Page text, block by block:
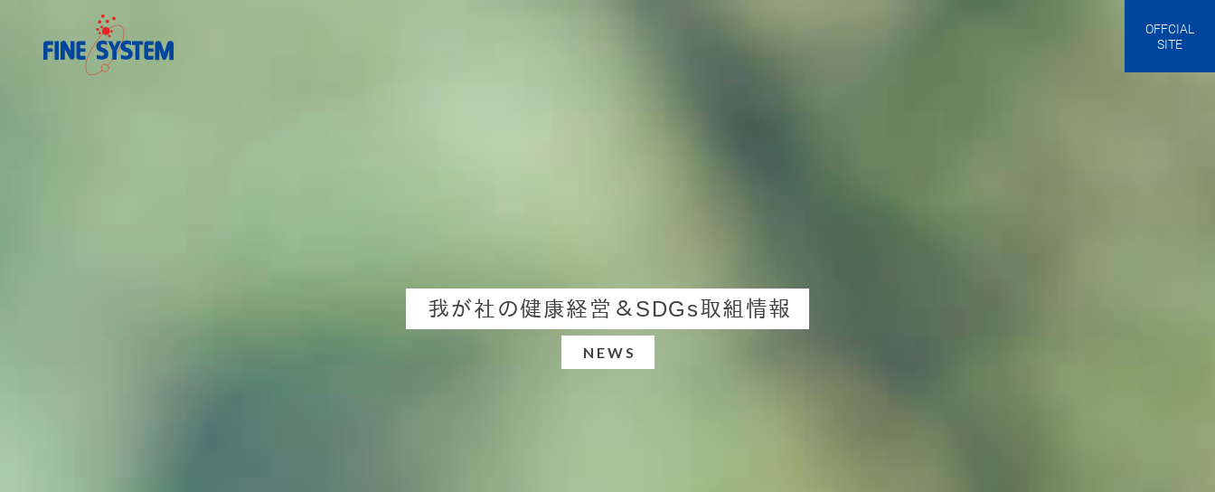
OFFCIAL
SITE
我が社の健康経営＆SDGs取組情報
NEWS